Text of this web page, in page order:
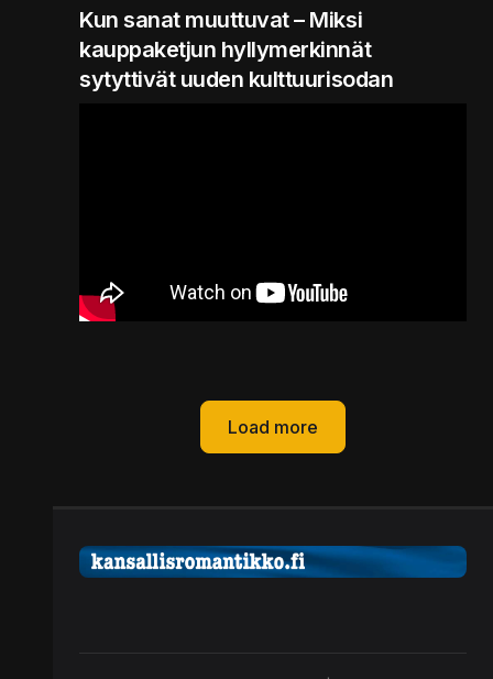
Kun sanat muuttuvat – Miksi
kauppaketjun hyllymerkinnät
sytyttivät uuden kulttuurisodan
Load more